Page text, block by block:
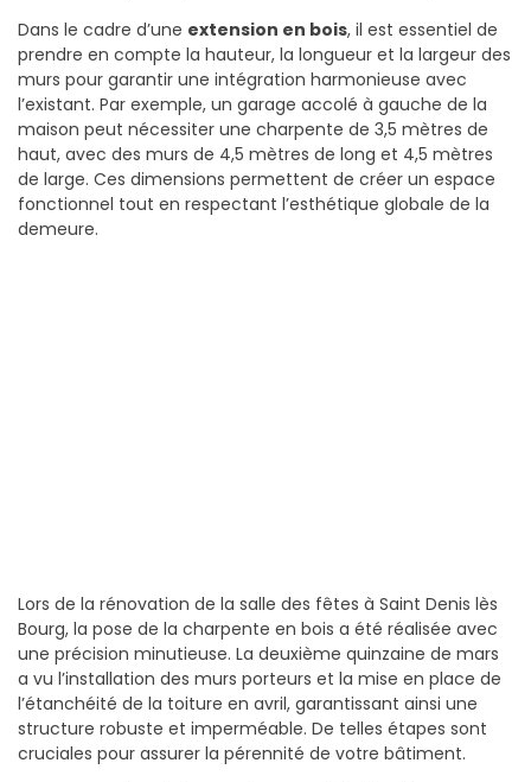
Dans le cadre d’une extension en bois, il est essentiel de
prendre en compte la hauteur, la longueur et la largeur des
murs pour garantir une intégration harmonieuse avec
l’existant. Par exemple, un garage accolé à gauche de la
maison peut nécessiter une charpente de 3,5 mètres de
haut, avec des murs de 4,5 mètres de long et 4,5 mètres
de large. Ces dimensions permettent de créer un espace
fonctionnel tout en respectant l’esthétique globale de la
demeure.
Lors de la rénovation de la salle des fêtes à Saint Denis lès
Bourg, la pose de la charpente en bois a été réalisée avec
une précision minutieuse. La deuxième quinzaine de mars
a vu l’installation des murs porteurs et la mise en place de
l’étanchéité de la toiture en avril, garantissant ainsi une
structure robuste et imperméable. De telles étapes sont
cruciales pour assurer la pérennité de votre bâtiment.